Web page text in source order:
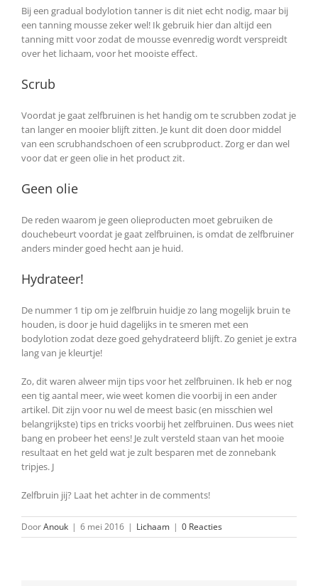
Bij een gradual bodylotion tanner is dit niet echt nodig, maar bij
een tanning mousse zeker wel! Ik gebruik hier dan altijd een
tanning mitt voor zodat de mousse evenredig wordt verspreidt
over het lichaam, voor het mooiste effect.
Scrub
Voordat je gaat zelfbruinen is het handig om te scrubben zodat je
tan langer en mooier blijft zitten. Je kunt dit doen door middel
van een scrubhandschoen of een scrubproduct. Zorg er dan wel
voor dat er geen olie in het product zit.
Geen olie
De reden waarom je geen olieproducten moet gebruiken de
douchebeurt voordat je gaat zelfbruinen, is omdat de zelfbruiner
anders minder goed hecht aan je huid.
Hydrateer!
De nummer 1 tip om je zelfbruin huidje zo lang mogelijk bruin te
houden, is door je huid dagelijks in te smeren met een
bodylotion zodat deze goed gehydrateerd blijft. Zo geniet je extra
lang van je kleurtje!
Zo, dit waren alweer mijn tips voor het zelfbruinen. Ik heb er nog
een tig aantal meer, wie weet komen die voorbij in een ander
artikel. Dit zijn voor nu wel de meest basic (en misschien wel
belangrijkste) tips en tricks voorbij het zelfbruinen. Dus wees niet
bang en probeer het eens! Je zult versteld staan van het mooie
resultaat en het geld wat je zult besparen met de zonnebank
tripjes. J
Zelfbruin jij? Laat het achter in de comments!
DoorAnouk | 6 mei 2016 | Lichaam | 0 Reacties